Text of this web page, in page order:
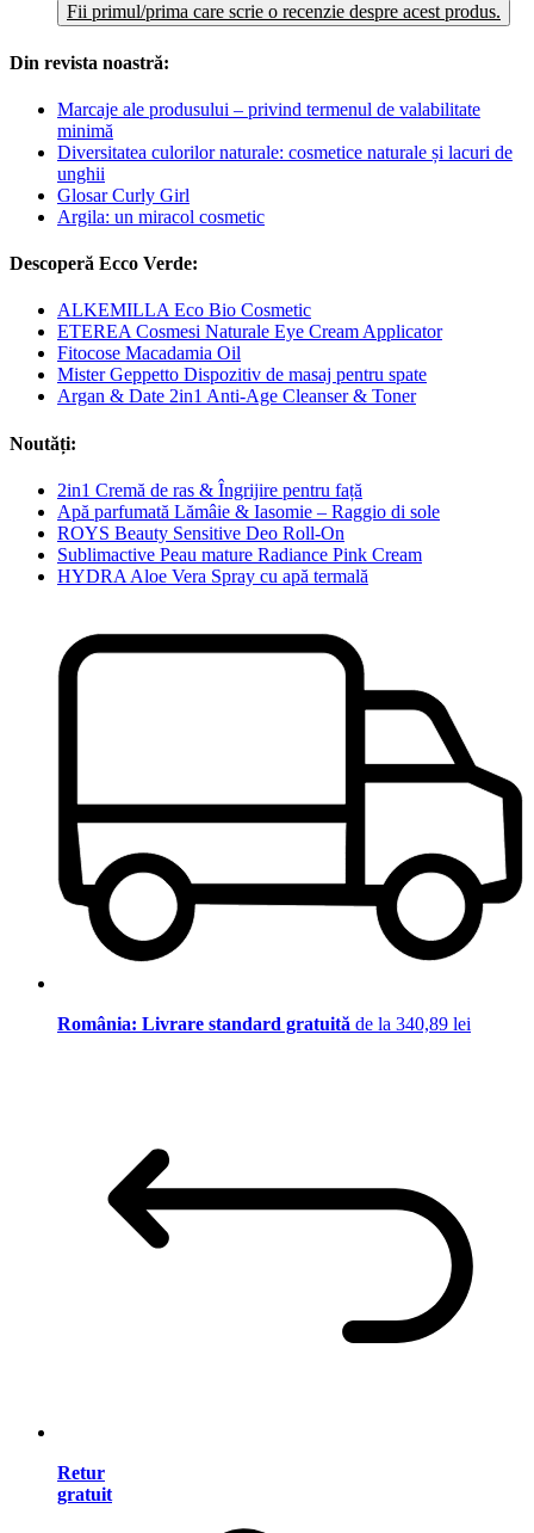
Fii primul/prima care scrie o recenzie despre acest produs.
Din revista noastră:
Marcaje ale produsului – privind termenul de valabilitate
minimă
Diversitatea culorilor naturale: cosmetice naturale și lacuri de
unghii
Glosar Curly Girl
Argila: un miracol cosmetic
Descoperă Ecco Verde:
ALKEMILLA Eco Bio Cosmetic
ETEREA Cosmesi Naturale Eye Cream Applicator
Fitocose Macadamia Oil
Mister Geppetto Dispozitiv de masaj pentru spate
Argan & Date 2in1 Anti-Age Cleanser & Toner
Noutăți:
2in1 Cremă de ras & Îngrijire pentru față
Apă parfumată Lămâie & Iasomie – Raggio di sole
ROYS Beauty Sensitive Deo Roll-On
Sublimactive Peau mature Radiance Pink Cream
HYDRA Aloe Vera Spray cu apă termală
România: Livrare standard gratuită de la 340,89 lei
Retur
gratuit